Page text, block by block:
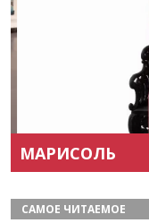
МАРИСОЛЬ
САМОЕ ЧИТАЕМОЕ